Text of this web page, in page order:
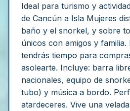
Ideal para turismo y
de Cancún a Isla Mujeres
baño y el snorkel, y sobre
únicos con amigos y familia.
tendrás tiempo para
asolearte. Incluye: barra
nacionales, equipo de
tubo) y música a bordo.
atardeceres. Vive una